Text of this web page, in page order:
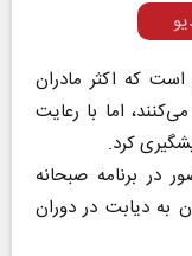
است که اکثر مادران
اما با رعایت
کرد.
در برنامه صبحانه
به دیابت در دوران